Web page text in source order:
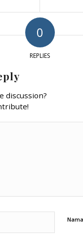
0
REPLIES
discussion?
Nama